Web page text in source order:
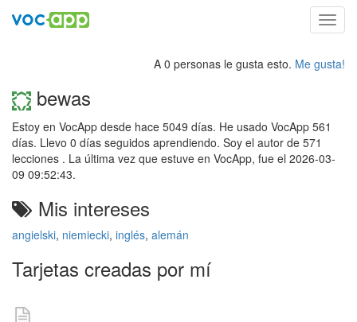
A 0 personas le gusta esto. Me gusta!
bewas
Estoy en VocApp desde hace 5049 días. He usado VocApp 561
días. Llevo 0 días seguidos aprendiendo. Soy el autor de 571
lecciones . La última vez que estuve en VocApp, fue el 2026-03-
09 09:52:43.
Mis intereses
angielski, niemiecki, inglés, alemán
Tarjetas creadas por mí